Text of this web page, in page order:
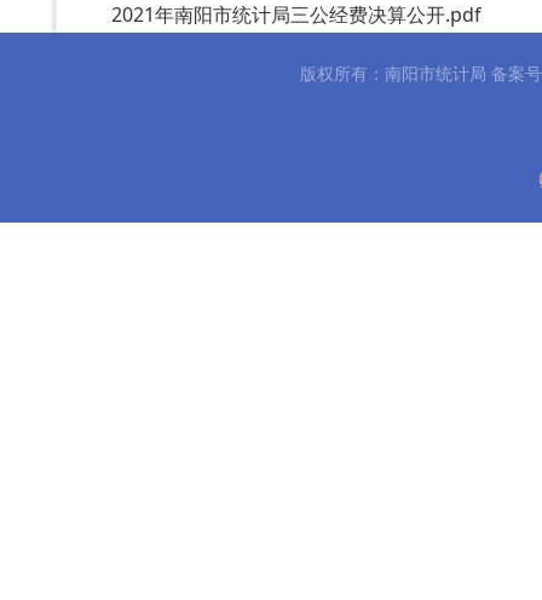
2021年南阳市统计局三公经费决算公开.pdf
版权所有：南阳市统计局 备案